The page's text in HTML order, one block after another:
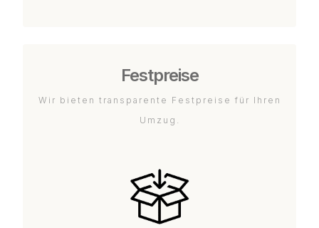
Festpreise
Wir bieten transparente Festpreise für Ihren
Umzug.